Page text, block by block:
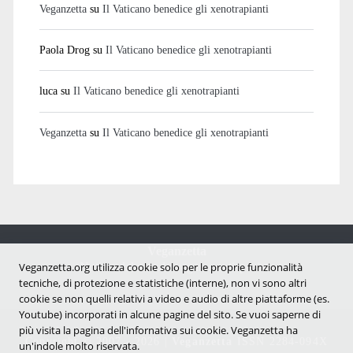
Veganzettasu Il Vaticano benedice gli xenotrapianti
Paola Drogsu Il Vaticano benedice gli xenotrapianti
lucasu Il Vaticano benedice gli xenotrapianti
Veganzettasu Il Vaticano benedice gli xenotrapianti
Notizie dal mondo vegan e antispecista
Copyright © 2007 - 2026 |
Veganzetta.org utilizza cookie solo per le proprie funzionalità
tecniche, di protezione e statistiche (interne), non vi sono altri
cookie se non quelli relativi a video e audio di altre piattaforme (es.
Youtube) incorporati in alcune pagine del sito. Se vuoi saperne di
più visita la pagina dell'infornativa sui cookie. Veganzetta ha
un'indole molto riservata.